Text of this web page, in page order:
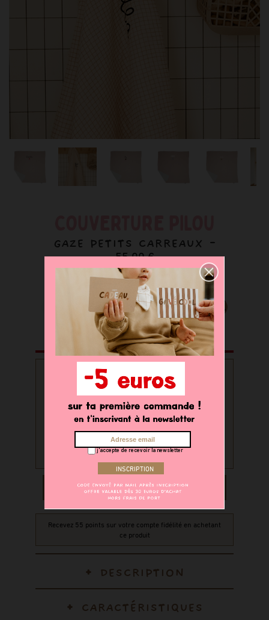
GAZE PETITS CARREAUX -
55,00 €
Déclinaisons disponibles
PERSONNALISATION
Souhaitez-vous personnaliser
votre produit ?
oui non
AJOUTER AU PANIER
Recevez 55 points sur votre compte fidélité en achetant
ce produit
DESCRIPTION
CARACTÉRISTIQUES
j'accepte de recevoir la newsletter